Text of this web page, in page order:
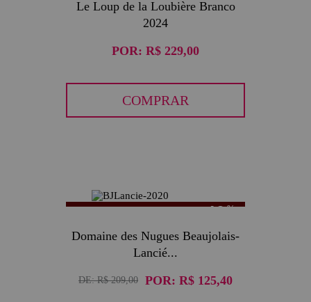
Le Loup de la Loubière Branco
2024
POR: R$ 229,00
COMPRAR
40
Domaine des Nugues Beaujolais-
Lancié...
DE:R$ 209,00 POR: R$ 125,40